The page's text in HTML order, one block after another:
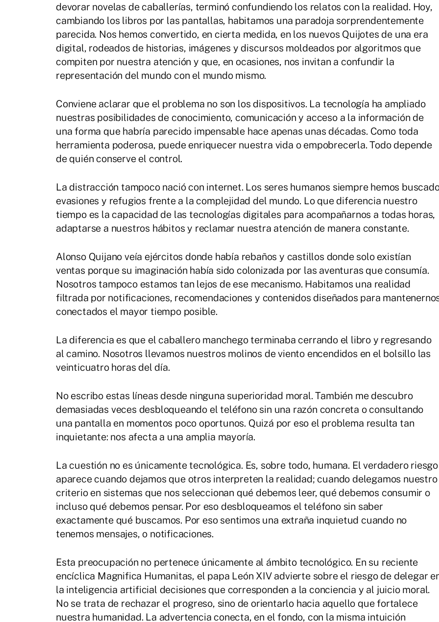
devorar novelas de caballerías, terminó confundiendo los relatos con la realidad. Hoy,
cambiando los libros por las pantallas, habitamos una paradoja sorprendentemente
parecida. Nos hemos convertido, en cierta medida, en los nuevos Quijotes de una era
digital, rodeados de historias, imágenes y discursos moldeados por algoritmos que
compiten por nuestra atención y que, en ocasiones, nos invitan a confundir la
representación del mundo con el mundo mismo.
Conviene aclarar que el problema no son los dispositivos. La tecnología ha ampliado
nuestras posibilidades de conocimiento, comunicación y acceso a la información de
una forma que habría parecido impensable hace apenas unas décadas. Como toda
herramienta poderosa, puede enriquecer nuestra vida o empobrecerla. Todo depende
de quién conserve el control.
La distracción tampoco nació con internet. Los seres humanos siempre hemos
evasiones y refugios frente a la complejidad del mundo. Lo que diferencia nuestro
tiempo es la capacidad de las tecnologías digitales para acompañarnos a todas horas,
adaptarse a nuestros hábitos y reclamar nuestra atención de manera constante.
Alonso Quijano veía ejércitos donde había rebaños y castillos donde solo existían
ventas porque su imaginación había sido colonizada por las aventuras que consumía.
Nosotros tampoco estamos tan lejos de ese mecanismo. Habitamos una realidad
filtrada por notificaciones, recomendaciones y contenidos diseñados para
conectados el mayor tiempo posible.
La diferencia es que el caballero manchego terminaba cerrando el libro y regresando
al camino. Nosotros llevamos nuestros molinos de viento encendidos en el bolsillo las
veinticuatro horas del día.
No escribo estas líneas desde ninguna superioridad moral. También me descubro
demasiadas veces desbloqueando el teléfono sin una razón concreta o consultando
una pantalla en momentos poco oportunos. Quizá por eso el problema resulta tan
inquietante: nos afecta a una amplia mayoría.
La cuestión no es únicamente tecnológica. Es, sobre todo, humana. El verdadero riesgo
aparece cuando dejamos que otros interpreten la realidad; cuando delegamos nuestro
criterio en sistemas que nos seleccionan qué debemos leer, qué debemos consumir o
incluso qué debemos pensar. Por eso desbloqueamos el teléfono sin saber
exactamente qué buscamos. Por eso sentimos una extraña inquietud cuando no
tenemos mensajes, o notificaciones.
Esta preocupación no pertenece únicamente al ámbito tecnológico. En su reciente
encíclica Magnifica Humanitas, el papa León XIV advierte sobre el riesgo de delegar
la inteligencia artificial decisiones que corresponden a la conciencia y al juicio moral.
No se trata de rechazar el progreso, sino de orientarlo hacia aquello que fortalece
nuestra humanidad. La advertencia conecta, en el fondo, con la misma intuición